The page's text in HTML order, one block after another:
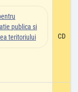
publica si
teritoriului
CD